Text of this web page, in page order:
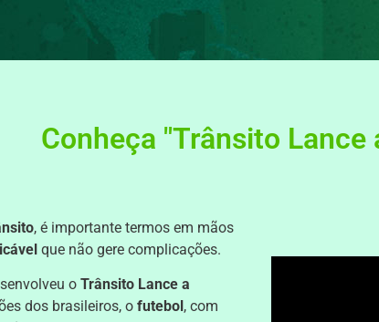
Conheça "Trânsito Lance
, é importante termos em mãos
que não gere complicações.
o Trânsito Lance a
dos brasileiros, o futebol , com